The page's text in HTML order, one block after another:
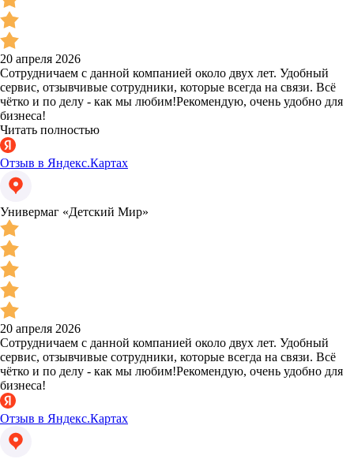
20 апреля 2026
Сотрудничаем с данной компанией около двух лет. Удобный
сервис, отзывчивые сотрудники, которые всегда на связи. Всё
чётко и по делу - как мы любим!Рекомендую, очень удобно для
бизнеса!
Читать полностью
Отзыв в Яндекс.Картах
Универмаг «Детский Мир»
20 апреля 2026
Сотрудничаем с данной компанией около двух лет. Удобный
сервис, отзывчивые сотрудники, которые всегда на связи. Всё
чётко и по делу - как мы любим!Рекомендую, очень удобно для
бизнеса!
Отзыв в Яндекс.Картах